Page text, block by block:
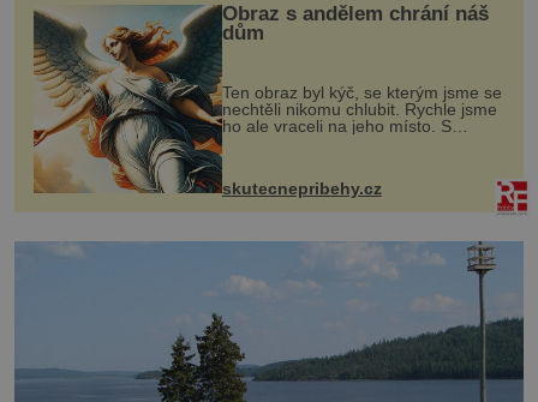
Obraz s andělem chrání náš
dům
Ten obraz byl kýč, se kterým jsme se
nechtěli nikomu chlubit. Rychle jsme
ho ale vraceli na jeho místo. S
manželem Vaškem jsme si pořídili
chaloupku, takový domek na severu
Čech, kde jsme si naplánova...
skutecnepribehy.cz